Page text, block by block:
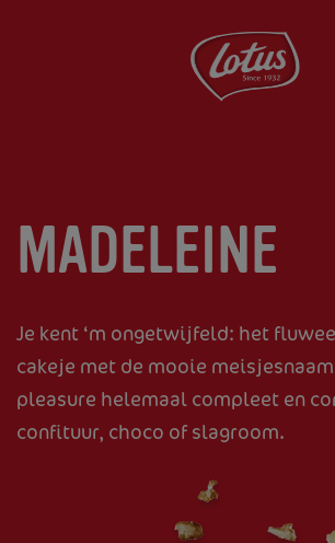
MADELEINE
Je kent ‘m ongetwijfeld: het
cakeje met de mooie
pleasure helemaal compleet en
confituur, choco of slagroom.